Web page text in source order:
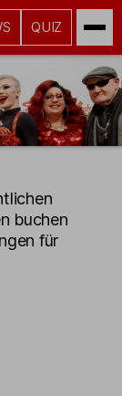
QUIZ
buchen
für